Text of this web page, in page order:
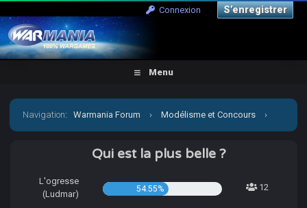
Connexion S’enregistrer
Menu
Navigation:Warmania Forum › Modélisme et Concours ›
› [CCCP] Vient par la mon petit Jojo!
Qui est la plus belle ?
L'ogresse
(Ludmar)
54.55% 12